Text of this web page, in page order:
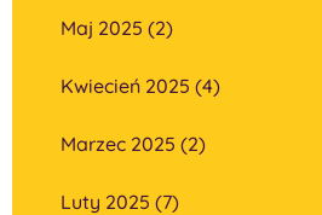
Maj 2025 (2)
Kwiecień 2025 (4)
Marzec 2025 (2)
Luty 2025 (7)